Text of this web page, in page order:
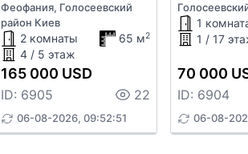
Феофания, Голосеевский
район Киев
2 комнаты 65 м2
4 / 5 этаж
165 000 USD
ID: 6905 22
06-08-2026, 09:52:51
1
1 / 17
70 000
ID: 6904
06-08-